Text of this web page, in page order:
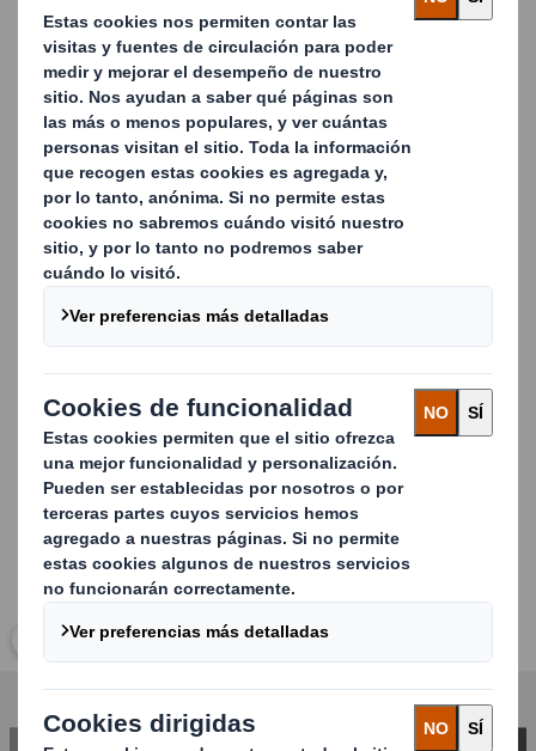
Bag-in-box está diseñado de tal forma que permite
vaciar la bolsa totalmente. Además de ello, nuestro
diseño bag-in-box está disponible en muchas formas y
tamaños, y puede tener diferentes sistemas surtidores.
Máquinas de embalaje para la industria de bebidas.
Además de nuestras soluciones Bag-in-box, somos
expertos en el diseño de máquinas de embalaje para todo
tipo de bebidas en botellas (plástico o vidrio), bolsas de
plástico o viales, como formadoras de estuches de una
sola pieza, formadoras de estuches de varias piezas,
insertadoras de separadores, selladoras de estuches o
líneas de Bag-in-box completas
Carousel. Use previous and next buttons to move
Haz clic para ampliar imagen